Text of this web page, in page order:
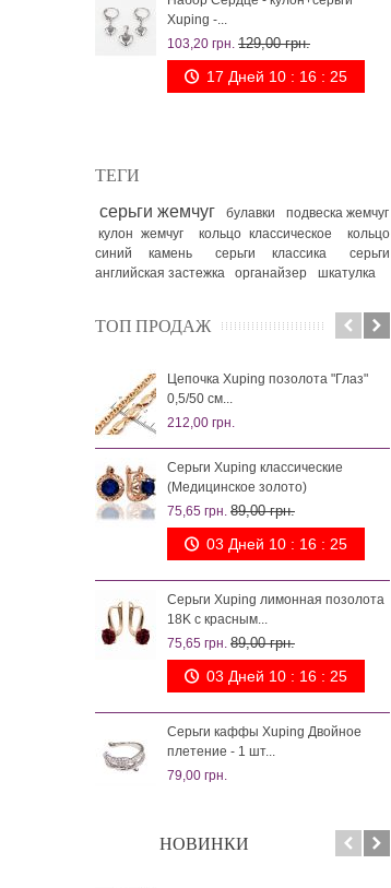
Xuping -...
103,20 грн. 129,00 грн.
17 Дней 10 : 16 : 24
ТЕГИ
серьги жемчуг булавки
подвеска жемчуг
кулон жемчуг
кольцо классическое
кольцо
синий камень
серьги классика
серьги
английская застежка
органайзер шкатулка
ТОП ПРОДАЖ
Цепочка Xuping позолота "Глаз"
0,5/50 см...
212,00 грн.
Серьги Xuping классические
(Медицинское золото)
75,65 грн. 89,00 грн.
03 Дней 10 : 16 : 24
Серьги Xuping лимонная позолота
18K с красным...
75,65 грн. 89,00 грн.
03 Дней 10 : 16 : 24
Серьги каффы Xuping Двойное
плетение - 1 шт...
79,00 грн.
НОВИНКИ